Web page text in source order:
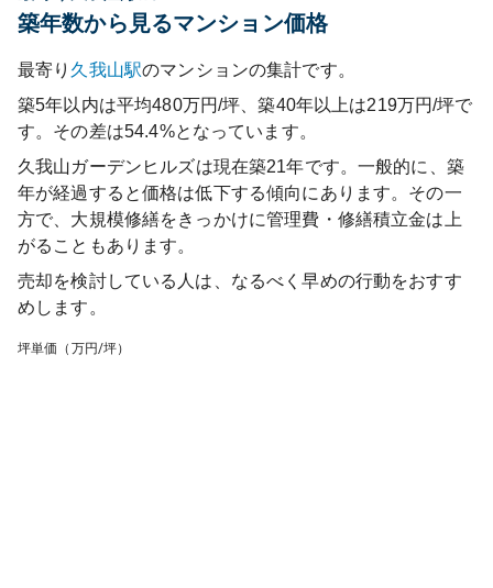
築年数から見るマンション価格
最寄り 久我山駅のマンションの集計です。
築5年以内は平均480万円/坪、築40年以上は219万円/坪で
す。その差は54.4%となっています。
久我山ガーデンヒルズは現在築21年です。一般的に、築
年が経過すると価格は低下する傾向にあります。その一
方で、大規模修繕をきっかけに管理費・修繕積立金は上
がることもあります。
売却を検討している人は、なるべく早めの行動をおすす
めします。
坪単価（万円/坪）